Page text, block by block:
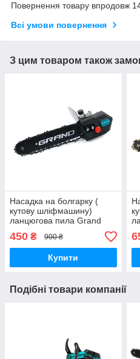
Повернення товару впродовж
Всі умови повернення
З цим товаром також
Насадка на болгарку (
кутову шліфмашину)
ланцюгова пила Grand
450 ₴ 900 ₴
Купити
Подібні товари компанії